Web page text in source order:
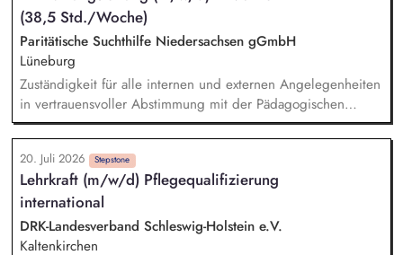
Auszubildenden und Unterstützung bei persönlichen,
sozialen und schulischen Herausforderungen Du bist in
engem Austausch mit den Ausbildungsbetrieben und
unterstützt die Praxisanleitenden (m/w/d) bei der
persönlichen und kulturellen Integration der Auszubildenden
(38,5 Std./Woche)
Paritätische Suchthilfe Niedersachsen gGmbH
Lüneburg
Zuständigkeit für alle internen und externen Angelegenheiten
in vertrauensvoller Abstimmung mit der Pädagogischen
Leitung / Abteilungsleitung. Teamleitung auf Basis
kompetenter Führungsmotivation und klarer
Handlungsorientierung, durch Moderation von
Teamsitzungen, Teilnahme an Dienstübergaben, Organisation
und Teilnahme an Supervision. Kontaktpflege zu Netzwerken,
Teilnahme an internen und externen Gremien, enge
Zusammenarbeit mit Kostenträgern sowie Akquisetätigkeit.
20. Juli 2026 Stepstone
Lehrkraft (m/w/d) Pflegequalifizierung
international
DRK-Landesverband Schleswig-Holstein e.V.
Kaltenkirchen